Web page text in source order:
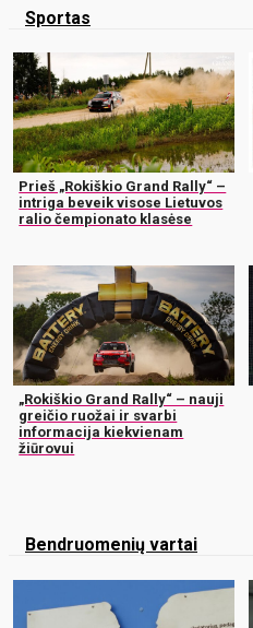
Sportas
Prieš „Rokiškio Grand Rally“ –
intriga beveik visose Lietuvos
ralio čempionato klasėse
„Rokiškio Grand Rally“ – nauji
greičio ruožai ir svarbi
informacija kiekvienam
žiūrovui
Bendruomenių vartai